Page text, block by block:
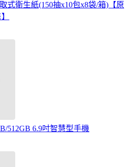
式衛生紙(150抽x10包x8袋/箱)【原
512GB 6.9吋智慧型手機